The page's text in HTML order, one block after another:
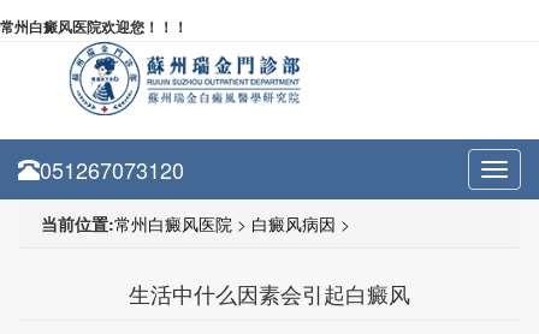
常州白癜风医院欢迎您！！！
051267073120
当前位置:常州白癜风医院 > 白癜风病因 >
生活中什么因素会引起白癜风